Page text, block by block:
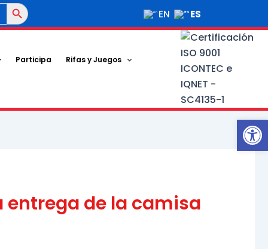
EN ES
Participa Rifas y Juegos
de la camisa